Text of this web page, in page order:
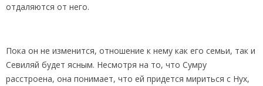
отдаляются от него.
Пока он не изменится, отношение к нему как его семьи, так и
Севиляй будет ясным. Несмотря на то, что Сумру
расстроена, она понимает, что ей придется мириться с Нух,